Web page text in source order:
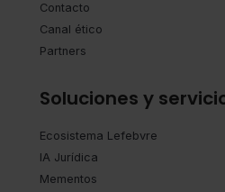
Contacto
Canal ético
Partners
Soluciones y
Ecosistema Lefebvre
IA Jurídica
Mementos